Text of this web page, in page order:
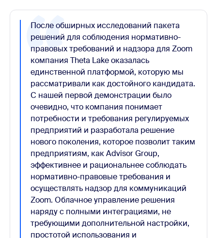
После обширных исследований пакета
решений для соблюдения нормативно-
правовых требований и надзора для Zoom
компания Theta Lake оказалась
единственной платформой, которую мы
рассматривали как достойного кандидата.
С нашей первой демонстрации было
очевидно, что компания понимает
потребности и требования регулируемых
предприятий и разработала решение
нового поколения, которое позволит таким
предприятиям, как Advisor Group,
эффективнее и рациональнее соблюдать
нормативно-правовые требования и
осуществлять надзор для коммуникаций
Zoom. Облачное управление решения
наряду с полными интеграциями, не
требующими дополнительной настройки,
простотой использования и